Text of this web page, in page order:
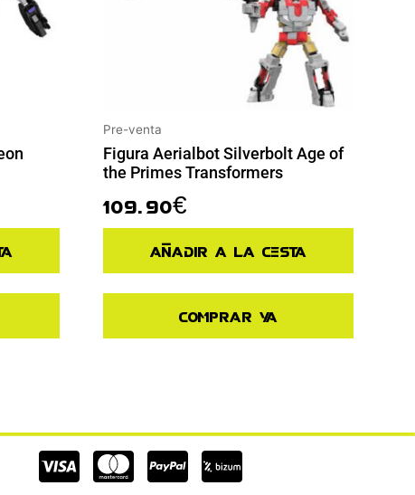
Pre-venta
Figura Aerialbot Silverbolt Age of
the Primes Transformers
109.90€
Añadir a la cesta
Comprar ya
Cc-Cc-Cc-